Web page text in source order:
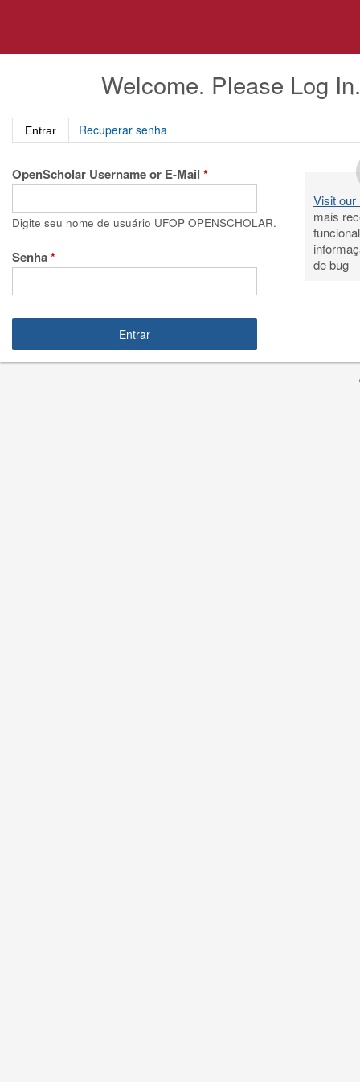
o
principal
Welcome. Please Log In.
Entrar(aba ativa)
Recuperar senha
OpenScholar Username or E-Mail *
Digite seu nome de usuário UFOP OPENSCHOLAR.
Senha*
Visit our
mais
de bug